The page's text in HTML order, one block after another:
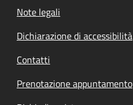
Note legali
Dichiarazione di accessibilità
Contatti
Prenotazione appuntamento